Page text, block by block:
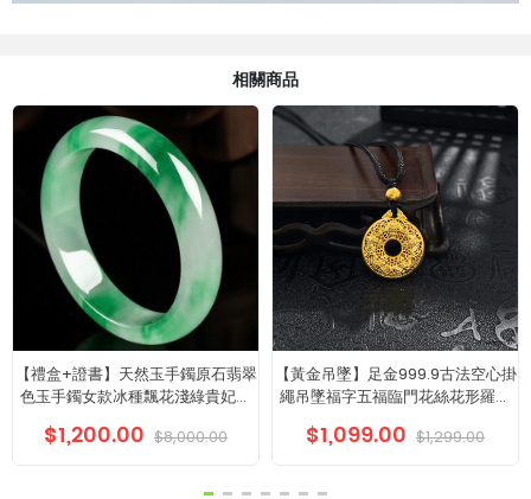
相關商品
【禮盒+證書】天然玉手鐲原石翡翠
色玉手鐲女款冰種飄花淺綠貴妃手
$1,200.00 $8,000.00
【黃金吊墜】足金999.9古法空心掛
繩吊墜福字五福臨門花絲花形羅盤
$1,099.00 $1,299.00